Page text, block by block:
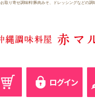
取り寄せ調味料!豚肉みそ、ドレッシングなどの